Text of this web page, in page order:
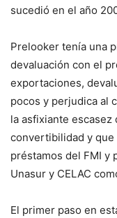
sucedió en el año
Prelooker tenía una
devaluación con el
exportaciones,
pocos y perjudica al
la asfixiante
convertibilidad y
préstamos del FMI y
Unasur y CELAC
El primer paso en